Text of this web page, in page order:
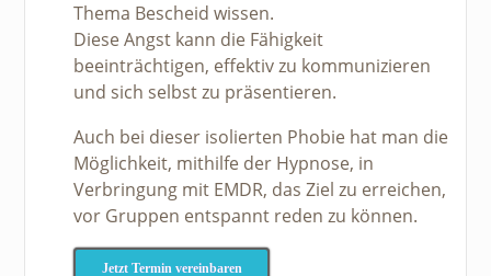
Thema Bescheid wissen.
Diese Angst kann die Fähigkeit
beeinträchtigen, effektiv zu kommunizieren
und sich selbst zu präsentieren.
Auch bei dieser isolierten Phobie hat man die
Möglichkeit, mithilfe der Hypnose, in
Verbringung mit EMDR, das Ziel zu erreichen,
vor Gruppen entspannt reden zu können.
Jetzt Termin vereinbaren